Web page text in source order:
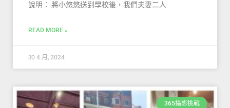
說明： 將小悠悠送到學校後，我們夫妻二人
READ MORE »
30 4 月, 2024
365攝影挑戰